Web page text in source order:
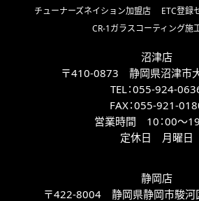
チューナーズネイション加盟店
ETC登録
CR-1ガラスコーティング施
沼津店
〒410-0873 静岡県沼津市
TEL：055-924-
FAX：055-921-
営業時間 10：00～19
定休日 月曜日
静岡店
〒422-8004 静岡県静岡市駿河